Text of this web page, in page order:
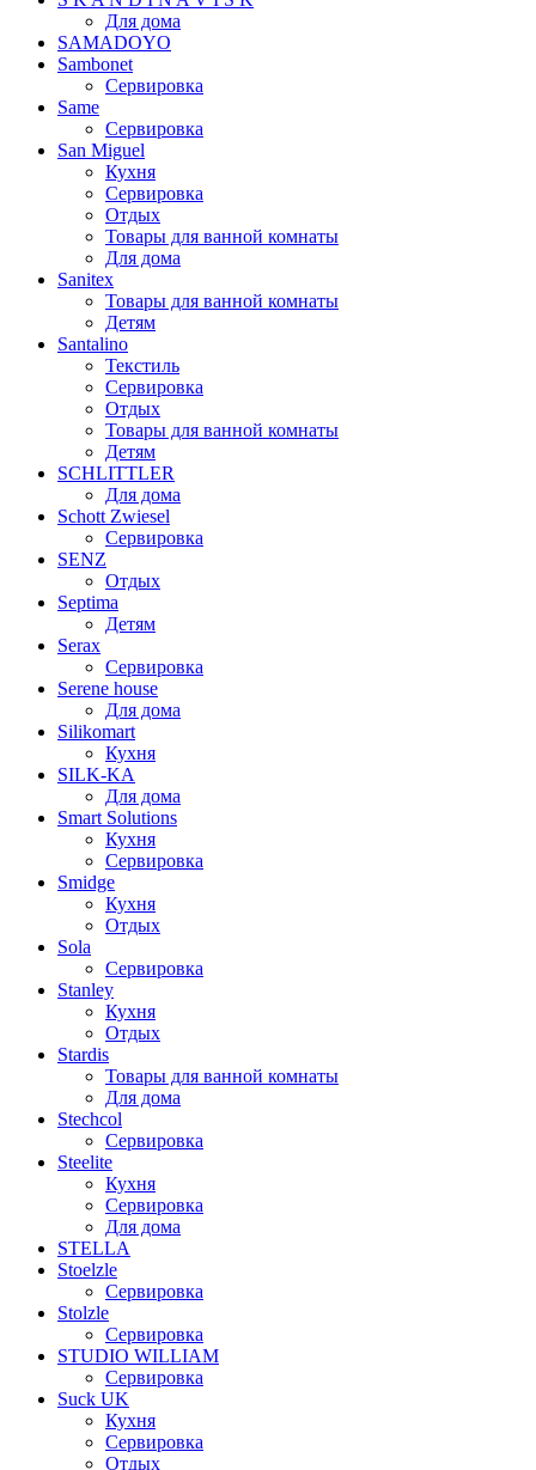
Для дома
SAMADOYO
Sambonet
Сервировка
Same
Сервировка
San Miguel
Кухня
Сервировка
Отдых
Товары для ванной комнаты
Для дома
Sanitex
Товары для ванной комнаты
Детям
Santalino
Текстиль
Сервировка
Отдых
Товары для ванной комнаты
Детям
SCHLITTLER
Для дома
Schott Zwiesel
Сервировка
SENZ
Отдых
Septima
Детям
Serax
Сервировка
Serene house
Для дома
Silikomart
Кухня
SILK-KA
Для дома
Smart Solutions
Кухня
Сервировка
Smidge
Кухня
Отдых
Sola
Сервировка
Stanley
Кухня
Отдых
Stardis
Товары для ванной комнаты
Для дома
Stechcol
Сервировка
Steelite
Кухня
Сервировка
Для дома
STELLA
Stoelzle
Сервировка
Stolzle
Сервировка
STUDIO WILLIAM
Сервировка
Suck UK
Кухня
Сервировка
Отдых